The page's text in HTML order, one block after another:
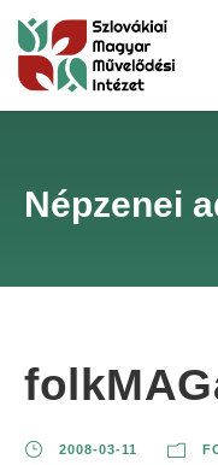
Népzenei
2008-03-11